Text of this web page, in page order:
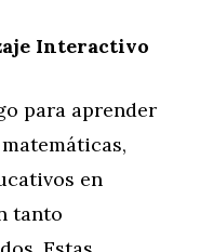
Interactivo
para aprender
en
tanto